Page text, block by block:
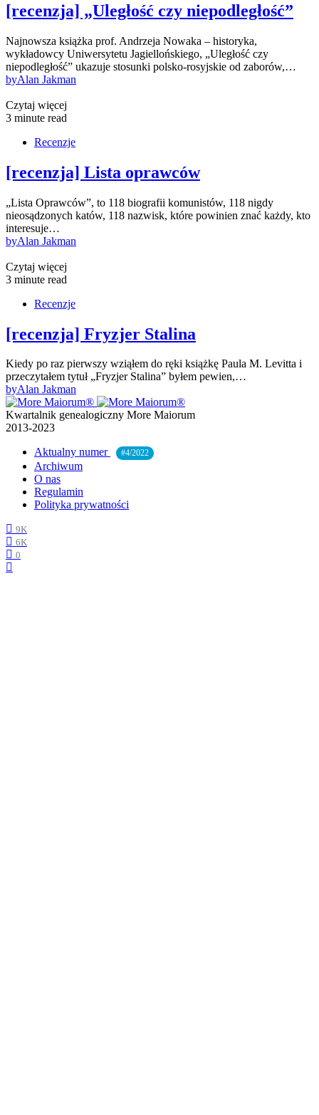
[recenzja] „Uległość czy niepodległość”
Najnowsza książka prof. Andrzeja Nowaka – historyka,
wykładowcy Uniwersytetu Jagiellońskiego, „Uległość czy
niepodległość” ukazuje stosunki polsko-rosyjskie od zaborów,…
byAlan Jakman
Czytaj więcej
3 minute read
Recenzje
[recenzja] Lista oprawców
„Lista Oprawców”, to 118 biografii komunistów, 118 nigdy
nieosądzonych katów, 118 nazwisk, które powinien znać każdy, kto
interesuje…
byAlan Jakman
Czytaj więcej
3 minute read
Recenzje
[recenzja] Fryzjer Stalina
Kiedy po raz pierwszy wziąłem do ręki książkę Paula M. Levitta i
przeczytałem tytuł „Fryzjer Stalina” byłem pewien,…
byAlan Jakman
Kwartalnik genealogiczny More Maiorum
2013-2023
Aktualny numer
#4/2022
Archiwum
O nas
Regulamin
Polityka prywatności
9K
6K
0